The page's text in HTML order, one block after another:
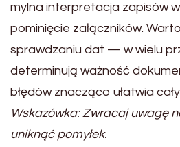
mylna interpretacja zapisów
pominięcie załączników.
sprawdzaniu dat — w wielu
determinują ważność
błędów znacząco ułatwia
Wskazówka: Zwracaj uwagę
uniknąć pomyłek.